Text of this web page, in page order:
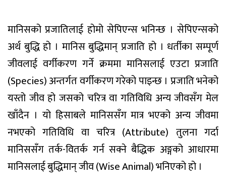
मानिसको प्रजातिलाई होमो सेपिएन्स भनिन्छ । सेपिएन्सको
अर्थ बुद्धि हो । मानिस बुद्धिमान् प्रजाति हो । धर्तीका सम्पूर्ण
जीवलाई वर्गीकरण गर्ने क्रममा मानिसलाई एउटा प्रजाति
(Species) अन्तर्गत वर्गीकरण गरेको पाइन्छ । प्रजाति भनेको
यस्तो जीव हो जसको चरित्र वा गतिविधि अन्य जीवसँग मेल
खाँदैन । यो हिसाबले मानिससँग मात्र भएको अन्य जीवमा
नभएको गतिविधि वा चरित्र (Attribute) तुलना गर्दा
मानिससँग तर्क-वितर्क गर्न सक्ने बैद्धिक अङ्गको आधारमा
मानिसलाई बुद्धिमान् जीव (Wise Animal) भनिएको हो ।